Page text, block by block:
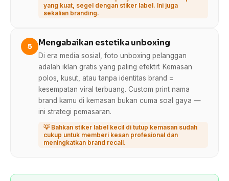
yang kuat, segel dengan stiker label. Ini juga
sekalian branding.
5 Mengabaikan estetika unboxing
Di era media sosial, foto unboxing pelanggan
adalah iklan gratis yang paling efektif. Kemasan
polos, kusut, atau tanpa identitas brand =
kesempatan viral terbuang. Custom print nama
brand kamu di kemasan bukan cuma soal gaya —
ini strategi pemasaran.
💡 Bahkan stiker label kecil di tutup kemasan sudah
cukup untuk memberi kesan profesional dan
meningkatkan brand recall.